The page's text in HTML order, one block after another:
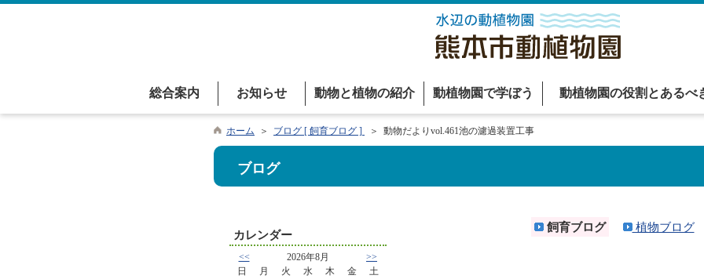
総合案内 お知らせ 動物と植物の紹介 動植物園で学ぼう 動植物園の役割とあるべ
ホーム ＞ ブログ [ 飼育ブログ ] ＞ 動物だよりvol.461池の濾過装置工事
ブログ
カレンダー
<< 2026年8月
>>
日
月 火 水 木 金
土
飼育ブログ 植物ブログ